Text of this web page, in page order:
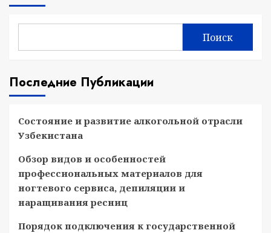
Поиск
Последние Публикации
Состояние и развитие алкогольной отрасли
Узбекистана
Обзор видов и особенностей
профессиональных материалов для
ногтевого сервиса, депиляции и
наращивания ресниц
Порядок подключения к государственной